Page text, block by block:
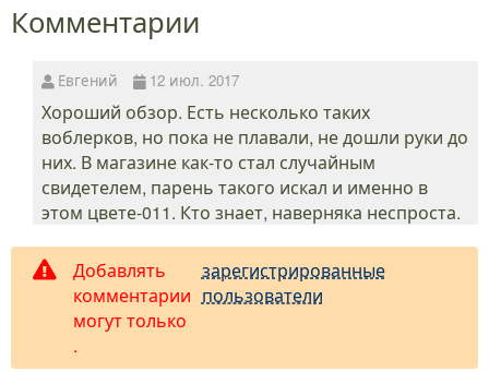
Комментарии
Евгений 12 июл. 2017
Хороший обзор. Есть несколько таких
воблерков, но пока не плавали, не дошли руки до
них. В магазине как-то стал случайным
свидетелем, парень такого искал и именно в
этом цвете-011. Кто знает, наверняка неспроста.
Добавлять
комментарии
могут только
зарегистрированные
пользователи
.